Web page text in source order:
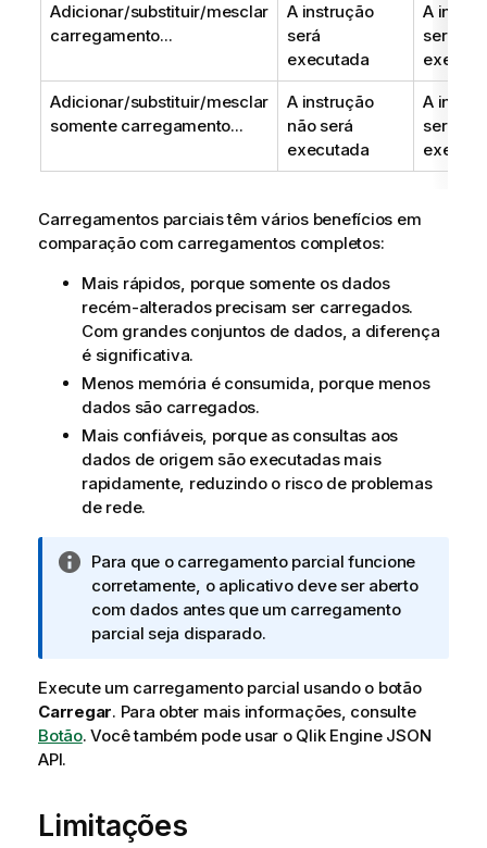
Adicionar/substituir/mesclar
carregamento...
A instrução
será
executada
A
será
Adicionar/substituir/mesclar
somente carregamento...
A instrução
não será
executada
A
será
Carregamentos parciais têm vários benefícios em
comparação com carregamentos completos:
Mais rápidos, porque somente os dados
recém-alterados precisam ser carregados.
Com grandes conjuntos de dados, a diferença
é significativa.
Menos memória é consumida, porque menos
dados são carregados.
Mais confiáveis, porque as consultas aos
dados de origem são executadas mais
rapidamente, reduzindo o risco de problemas
de rede.
N
o
t
a
n
f
o
t
Para que o carregamento parcial funcione
corretamente, o aplicativo deve ser aberto
com dados antes que um carregamento
parcial seja disparado.
Execute um carregamento parcial usando o botão
Carregar. Para obter mais informações, consulte
Botão. Você também pode usar o Qlik Engine JSON
API.
Limitações